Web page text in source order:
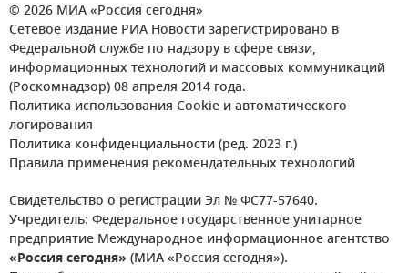
© 2026 МИА «Россия сегодня»
Сетевое издание РИА Новости зарегистрировано в
Федеральной службе по надзору в сфере связи,
информационных технологий и массовых коммуникаций
(Роскомнадзор) 08 апреля 2014 года.
Политика использования Cookie и автоматического
логирования
Политика конфиденциальности (ред. 2023 г.)
Правила применения рекомендательных технологий
Свидетельство о регистрации Эл № ФС77-57640.
Учредитель: Федеральное государственное унитарное
предприятие Международное информационное агентство
«Россия сегодня» (МИА «Россия сегодня»).